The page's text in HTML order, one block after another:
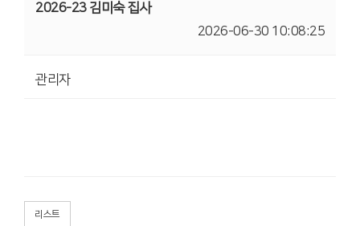
2026-23 김미숙 집사
2026-06-30 10:08:25
관리자
리스트